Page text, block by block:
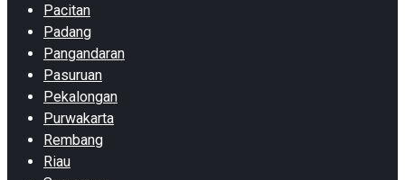
Pacitan
Padang
Pangandaran
Pasuruan
Pekalongan
Purwakarta
Rembang
Riau